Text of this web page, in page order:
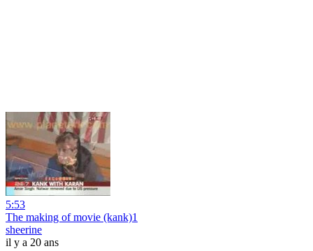
5:53
The making of movie (kank)1
sheerine
il y a 20 ans